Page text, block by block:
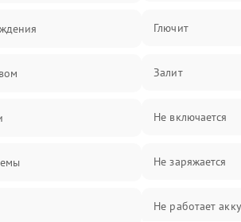
Глючит
Залит
Не включается
Не заряжается
Не работает